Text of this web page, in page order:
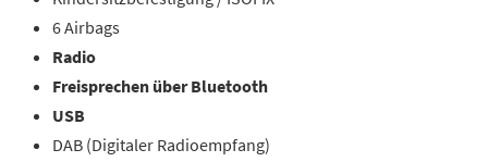
6 Airbags
Radio
Freisprechen über Bluetooth
USB
DAB (Digitaler Radioempfang)